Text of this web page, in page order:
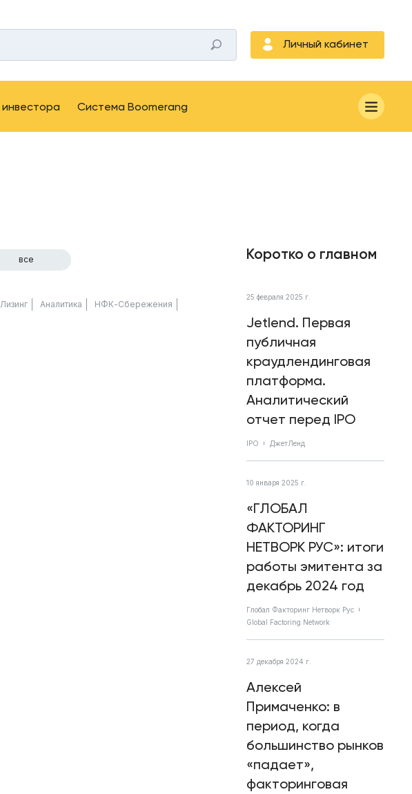
Личный кабинет
Система Boomerang
все
Аналитика НФК-Сбережения
Коротко о главном
25 февраля 2025 г.
Jetlend. Первая
публичная
краудлендинговая
платформа.
Аналитический
отчет перед IPO
IPO ДжетЛенд
10 января 2025 г.
«ГЛОБАЛ
ФАКТОРИНГ
НЕТВОРК РУС»: итоги
работы эмитента за
декабрь 2024 год
Глобал Факторинг Нетворк Рус
Global Factoring Network
27 декабря 2024 г.
Алексей
Примаченко: в
период, когда
большинство рынков
«падает»,
факторинговая